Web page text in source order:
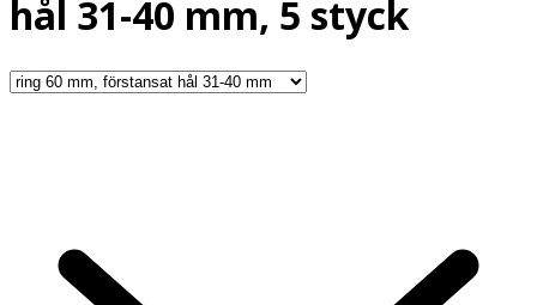
hål 31-40 mm, 5 styck